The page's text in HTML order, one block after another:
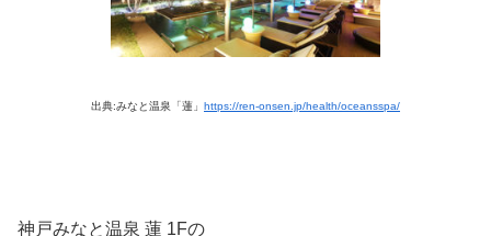
出典:みなと温泉「蓮」 https://ren-onsen.jp/health/oceansspa/
神戸みなと温泉 蓮 1Fの